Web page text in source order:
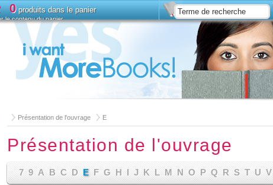
Présentation de l'ouvrage E
Présentation de l'ouvrage
7 9 A B C D E F G H I J K L M N O P Q R S T U V
0produits dans le panier
le contenu du panier
Installez
Recherche